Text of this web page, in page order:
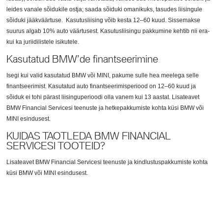
leides vanale sõidukile ostja; saada sõiduki omanikuks, tasudes liisingule
sõiduki jääkväärtuse. Kasutusliising võib kesta 12–60 kuud. Sissemakse
suurus algab 10% auto väärtusest. Kasutusliisingu pakkumine kehtib nii era-
kui ka juriidilistele isikutele.
Kasutatud BMW’de finantseerimine
Isegi kui valid kasutatud BMW või MINI, pakume sulle hea meelega selle
finantseerimist. Kasutatud auto finantseerimisperiood on 12–60 kuud ja
sõiduk ei tohi pärast liisinguperioodi olla vanem kui 13 aastat. Lisateavet
BMW Financial Servicesi teenuste ja hetkepakkumiste kohta küsi BMW või
MINI esindusest.
KUIDAS TAOTLEDA BMW FINANCIAL
SERVICESI TOOTEID?
Lisateavet BMW Financial Servicesi teenuste ja kindlustuspakkumiste kohta
küsi BMW või MINI esindusest.